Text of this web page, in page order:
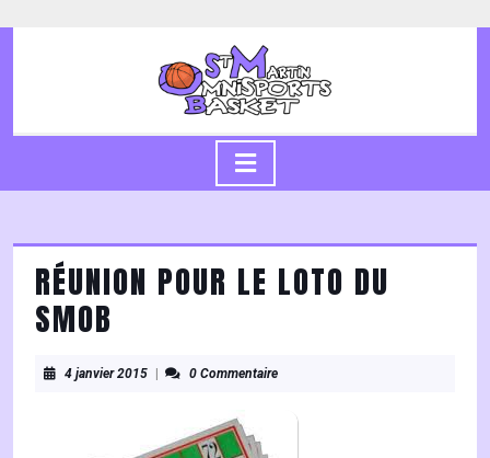
to
RÉUNION POUR LE LOTO DU
SMOB
4 janvier 20154
0 Commentaire